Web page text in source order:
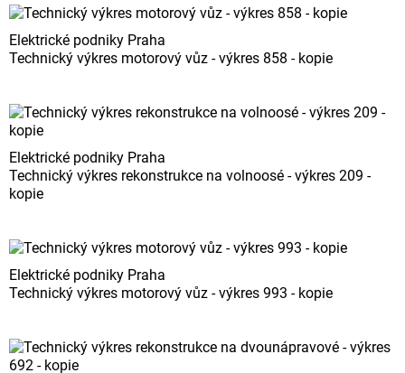
Elektrické podniky Praha
Technický výkres motorový vůz - výkres 858 - kopie
Elektrické podniky Praha
Technický výkres rekonstrukce na volnoosé - výkres 209 -
kopie
Elektrické podniky Praha
Technický výkres motorový vůz - výkres 993 - kopie